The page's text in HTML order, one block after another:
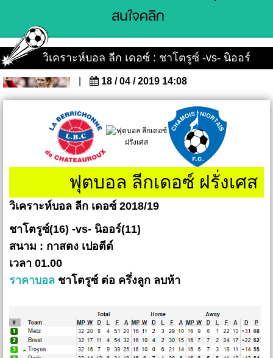
วิเคราะห์บอล ลีก เดอซ์ : ชาโตรูซ์ -vs- นิออร์
18 / 04 / 2019 14:08
ฟุตบอล ลีกเดอซ์ ฝรั่งเศส
วิเคราะห์บอล ลีก เดอซ์ 2018/19
ชาโตรูซ์(16) -vs- นิออร์(11)
สนาม : กาสตง เปอตีต์
เวลา 01.00
ราคาบอล ชาโตรูซ์ ต่อ ครึ่งลูก ลบห้า